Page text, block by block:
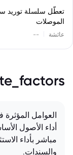
تعطّل سلسلة توريد
الموصلات
عائشة --
أداء الأصول
مباشر بأداء
والسندات.